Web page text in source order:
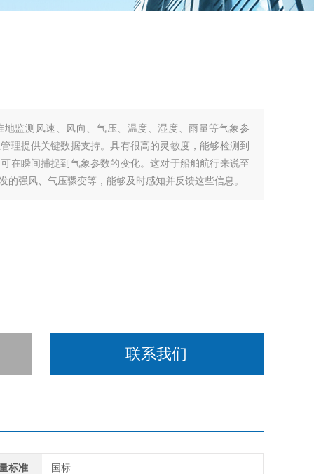
监测风速、风向、气压、温度、湿度、雨量等气象参
理提供关键数据支持。具有很高的灵敏度，能够检测到
在瞬间捕捉到气象参数的变化。这对于船舶航行来说至
的强风、气压骤变等，能够及时感知并反馈这些信息。
联系我们
标准 国标